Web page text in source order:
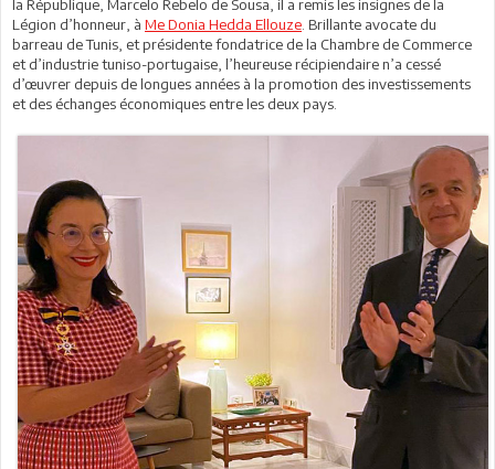
la République, Marcelo Rebelo de Sousa, il a remis les insignes de la
Légion d’honneur, à Me Donia Hedda Ellouze . Brillante avocate du
barreau de Tunis, et présidente fondatrice de la Chambre de Commerce
et d’industrie tuniso-portugaise, l’heureuse récipiendaire n’a cessé
d’œuvrer depuis de longues années à la promotion des investissements
et des échanges économiques entre les deux pays.